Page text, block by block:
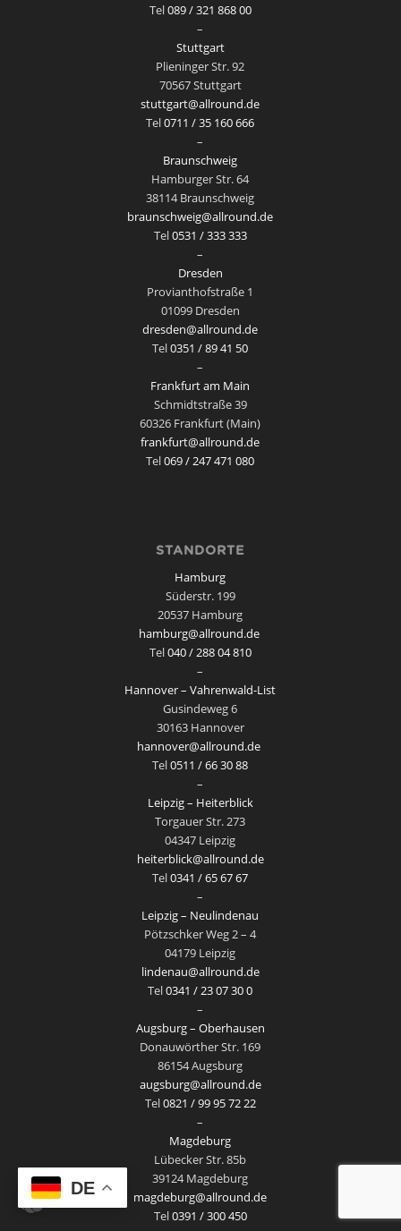
Tel089 / 321 868 00
–
Stuttgart
Plieninger Str. 92
70567 Stuttgart
stuttgart@allround.de
Tel0711 / 35 160 666
–
Braunschweig
Hamburger Str. 64
38114 Braunschweig
braunschweig@allround.de
Tel0531 / 333 333
–
Dresden
Provianthofstraße 1
01099 Dresden
dresden@allround.de
Tel0351 / 89 41 50
–
Frankfurt am Main
Schmidtstraße 39
60326 Frankfurt (Main)
frankfurt@allround.de
Tel069 / 247 471 080
STANDORTE
Hamburg
Süderstr. 199
20537 Hamburg
hamburg@allround.de
Tel040 / 288 04 810
–
Hannover – Vahrenwald-List
Gusindeweg 6
30163 Hannover
hannover@allround.de
Tel0511 / 66 30 88
–
Leipzig – Heiterblick
Torgauer Str. 273
04347 Leipzig
heiterblick@allround.de
Tel0341 / 65 67 67
–
Leipzig – Neulindenau
Pötzschker Weg 2 – 4
04179 Leipzig
lindenau@allround.de
Tel0341 / 23 07 30 0
–
Augsburg – Oberhausen
Donauwörther Str. 169
86154 Augsburg
augsburg@allround.de
Tel0821 / 99 95 72 22
–
Magdeburg
Lübecker Str. 85b
39124 Magdeburg
magdeburg@allround.de
Tel0391 / 300 450
DE